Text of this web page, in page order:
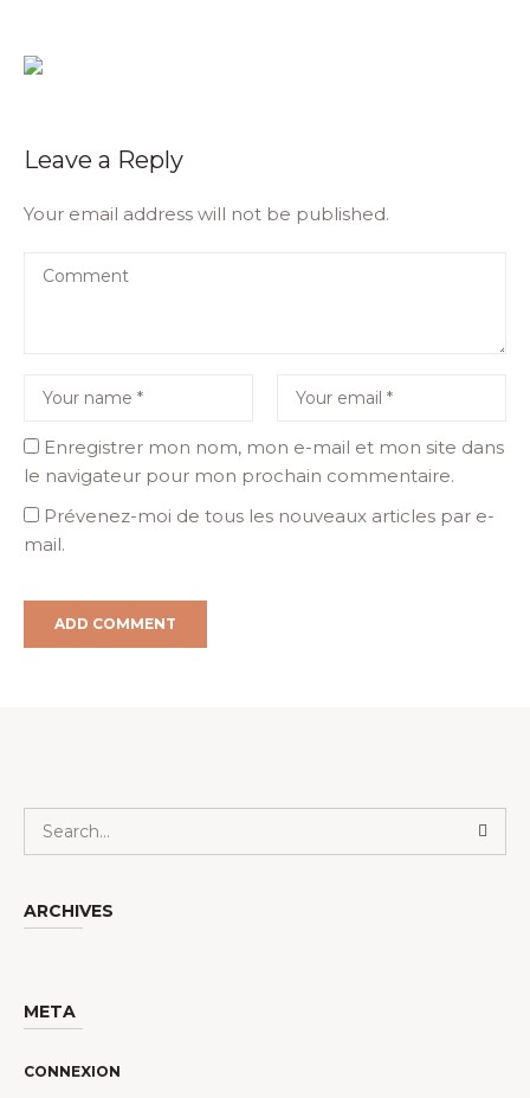
Leave a Reply
Your email address will not be published.
Enregistrer mon nom, mon e-mail et mon site dans
le navigateur pour mon prochain commentaire.
Prévenez-moi de tous les nouveaux articles par e-
mail.
ARCHIVES
META
CONNEXION